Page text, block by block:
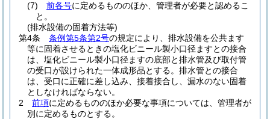
(7)
前各号に定めるもののほか、管理者が必要と認めるこ
と。
(排水設備の固着方法等)
第4条
条例第5条第2号の規定により、排水設備を公共ます
等に固着させるときの塩化ビニール製小口径ますとの接合
は、塩化ビニール製小口径ますの底部と排水管及び取付管
の受口が設けられた一体成形品とする。 排水管との接合
は、受口に正確に差し込み、接着接合し、漏水のない固着
としなければならない。
2
前項に定めるもののほか必要な事項については、管理者が
別に定めるものとする。